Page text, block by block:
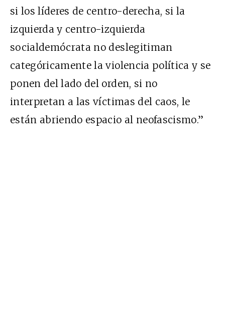
si los líderes de centro-derecha, si la
izquierda y centro-izquierda
socialdemócrata no deslegitiman
categóricamente la violencia política y se
ponen del lado del orden, si no
interpretan a las víctimas del caos, le
están abriendo espacio al neofascismo.”